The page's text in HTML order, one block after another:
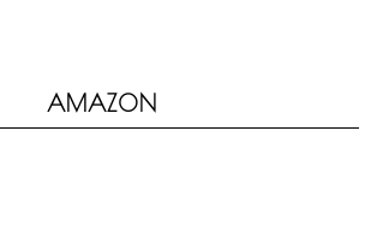
AMAZON